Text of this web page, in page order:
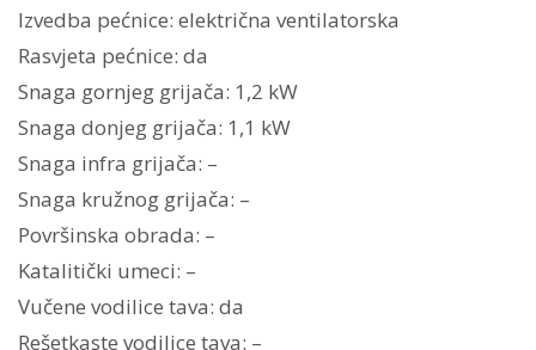
Izvedba pećnice: električna ventilatorska
Rasvjeta pećnice: da
Snaga gornjeg grijača: 1,2 kW
Snaga donjeg grijača: 1,1 kW
Snaga infra grijača: –
Snaga kružnog grijača: –
Površinska obrada: –
Katalitički umeci: –
Vučene vodilice tava: da
Rešetkaste vodilice tava: –